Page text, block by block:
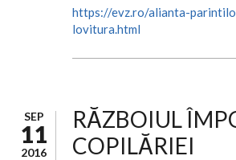
https://evz.ro/alianta-
lovitura.html
SEP
11
2016
RĂZBOIUL
COPILĂRIEI